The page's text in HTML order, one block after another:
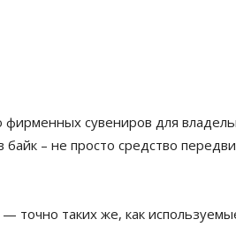
сувениров для
– не просто средство
точно таких же, как